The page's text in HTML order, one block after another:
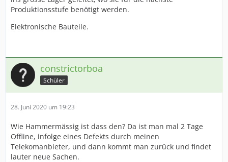
Produktionsstufe benötigt werden.
Elektronische Bauteile.
constrictorboa
Schüler
28. Juni 2020 um 19:23
Wie Hammermässig ist dass den? Da ist man mal 2 Tage
Offline, infolge eines Defekts durch meinen
Telekomanbieter, und dann kommt man zurück und findet
lauter neue Sachen.